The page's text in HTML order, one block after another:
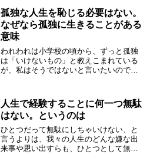
は違う。人生で僥倖などそ...
孤独な人生を恥じる必要はない。
なぜなら孤独に生きることがある
意味
われわれは小学校の頃から、ずっと孤独
は「いけないもの」と教えこまれている
が、私はそうではないと言いたいのであ
自分の存在を確認できる。友人、学友、
仕事仲間、そして家族。人...
人生で経験することに何一つ無駄
はない。というのは
ひとつだって無駄にしちゃいけない、と
言うよりは、我々の人生のどんな嫌な出
来事や思い出すらも、ひとつとして無駄